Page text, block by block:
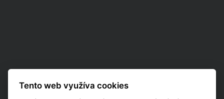
Tento web využíva cookies